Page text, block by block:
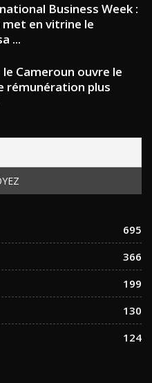
Business Week :
met en vitrine le
...
le Cameroun ouvre le
rémunération plus
695
366
199
130
124